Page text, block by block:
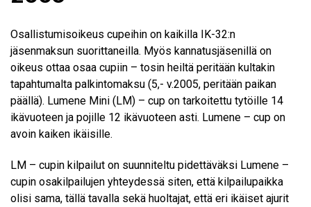
Osallistumisoikeus cupeihin on kaikilla IK-32:n
jäsenmaksun suorittaneilla. Myös kannatusjäsenillä on
oikeus ottaa osaa cupiin – tosin heiltä peritään kultakin
tapahtumalta palkintomaksu (5,- v.2005, peritään paikan
päällä). Lumene Mini (LM) – cup on tarkoitettu tytöille 14
ikävuoteen ja pojille 12 ikävuoteen asti. Lumene – cup on
avoin kaiken ikäisille.
LM – cupin kilpailut on suunniteltu pidettäväksi Lumene –
cupin osakilpailujen yhteydessä siten, että kilpailupaikka
olisi sama, tällä tavalla sekä huoltajat, että eri ikäiset ajurit